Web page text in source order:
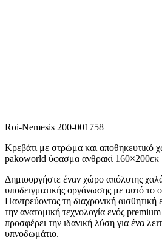
Roi-Nemesis 200-001758
Κρεβάτι με στρώμα και αποθηκευτικό
pakoworld ύφασμα ανθρακί 160×200εκ
Δημιουργήστε έναν χώρο απόλυτης
υποδειγματικής οργάνωσης με αυτό
Παντρεύοντας τη διαχρονική
την ανατομική τεχνολογία ενός
προσφέρει την ιδανική λύση για ένα
υπνοδωμάτιο.